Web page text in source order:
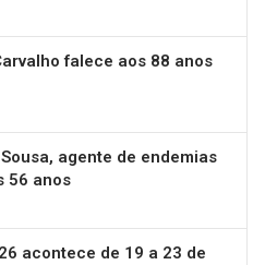
falece aos 88 anos
agente de endemias
56 anos
acontece de 19 a 23 de